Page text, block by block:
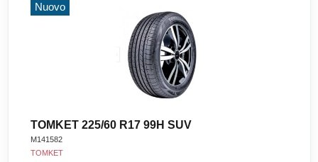
Nuovo
TOMKET 225/60 R17 99H SUV
M141582
TOMKET